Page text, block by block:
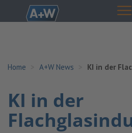
Home A+W News KI in der
KI in der